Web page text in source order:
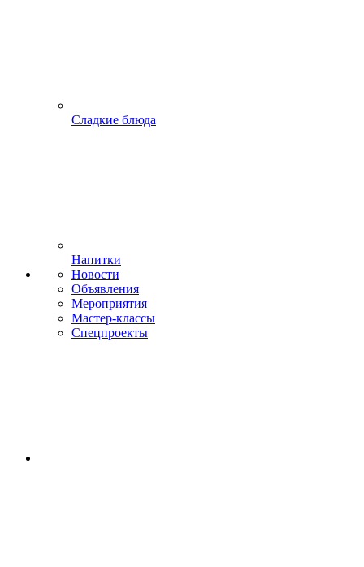
Сладкие блюда
Напитки
Новости
Объявления
Мероприятия
Мастер-классы
Спецпроекты